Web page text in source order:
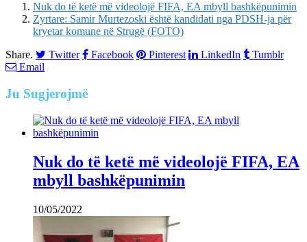
Nuk do të ketë më videolojë FIFA, EA mbyll bashkëpunimin
Zyrtare: Samir Murtezoski është kandidati nga PDSH-ja për
kryetar komune në Strugë (FOTO)
Share.
Twitter Facebook Pinterest LinkedIn
Tumblr
Email
Ju Sugjerojmë
Nuk do të ketë më videolojë FIFA, EA
mbyll bashkëpunimin
10/05/2022